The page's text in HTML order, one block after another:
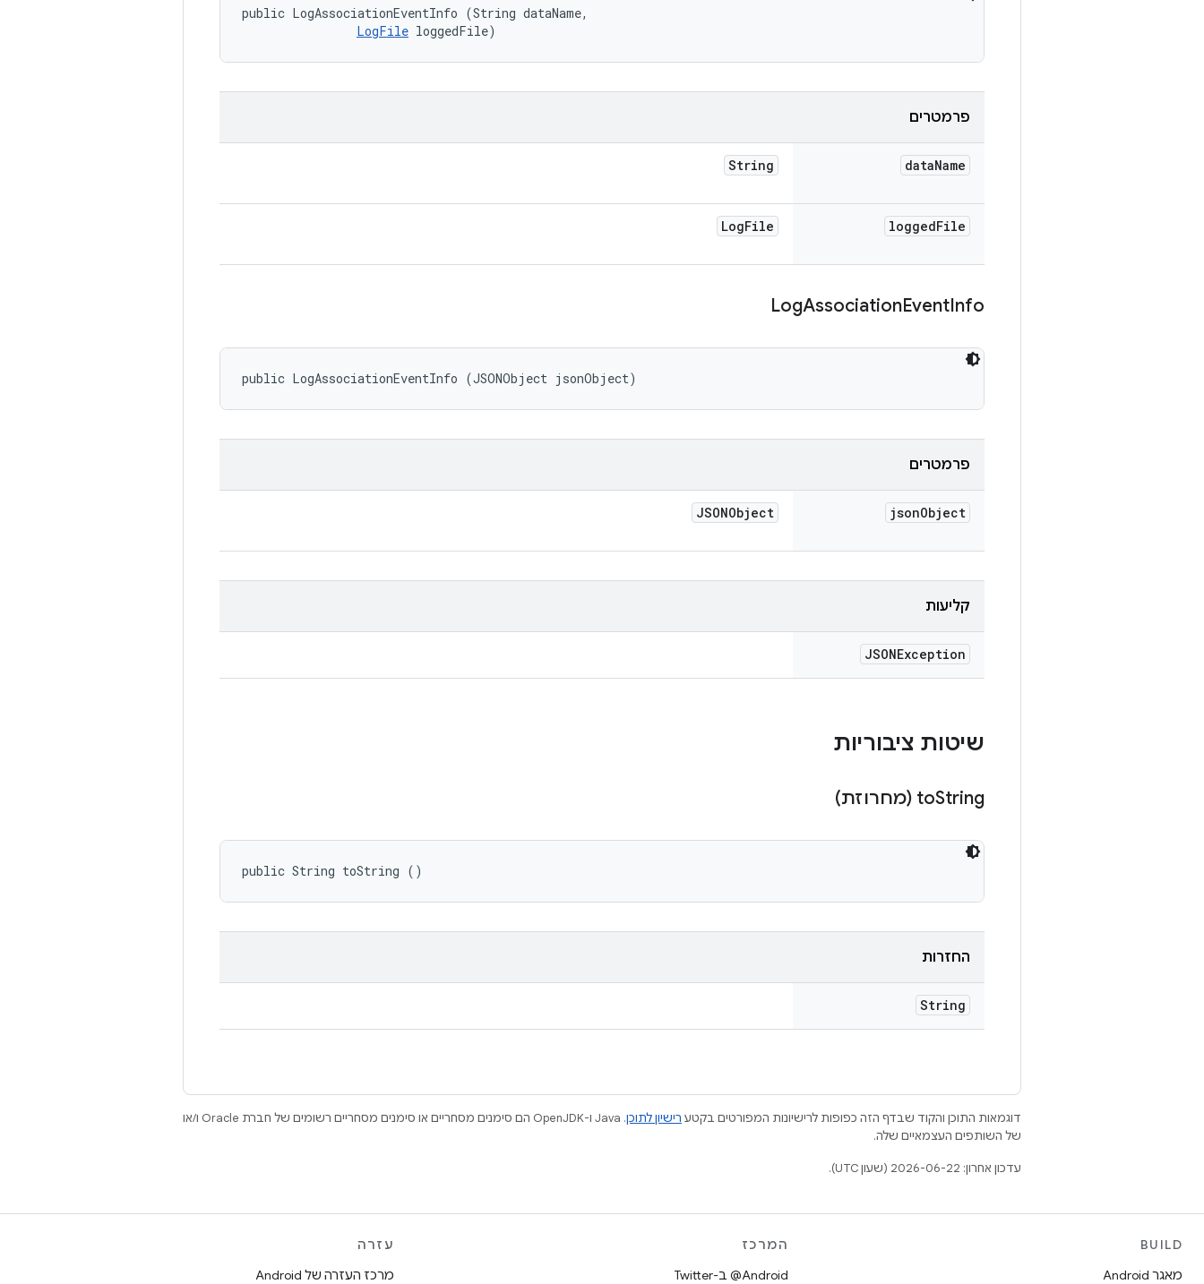
public LogAssociationEventInfo (String dataName,
LogFile loggedFile)
פרמטרים
dataName
String
loggedFile
LogFile
LogAssociationEventInfo
public LogAssociationEventInfo (JSONObject jsonObject)
פרמטרים
jsonObject
JSONObject
קליעות
JSONException
שיטות ציבוריות
toString (מחרוזת)
public String toString ()
החזרות
String
דוגמאות התוכן והקוד שבדף הזה כפופות לרישיונות המפורטים בקטע רישיון לתוכן
.‏ Java ו-OpenJDK הם סימנים מסחריים או סימנים מסחריים רשומים של חברת Oracle ו/או
של השותפים העצמאיים שלה.
עדכון אחרון: 2026-06-22 (שעון UTC).
BUILD
מאגר Android
המרכז
‎@Android ב-Twitter
עזרה
מרכז העזרה של Android